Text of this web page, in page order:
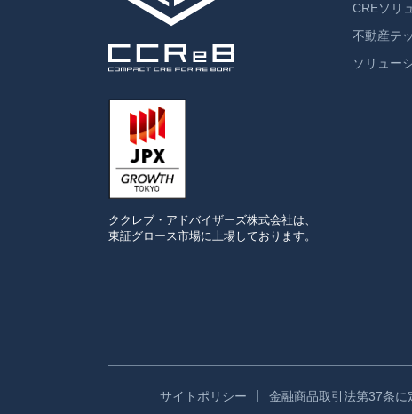
ククレブ・アドバイザーズ株式会社は、
東証グロース市場に上場しております。
CREソリ
不動産テ
ソリュー
サイトポリシー 金融商品取引法第37条に